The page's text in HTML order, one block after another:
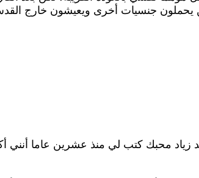
يحملون جنسيات أخرى ويعيشون خارج
محبك كتب لي منذ عشرين عاما أنني